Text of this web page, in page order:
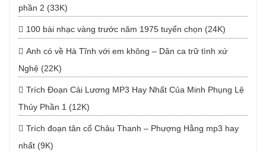
phần 2 (33K)
100 bài nhạc vàng trước năm 1975 tuyển chọn (24K)
Anh có về Hà Tĩnh với em không – Dân ca trữ tình xứ
Nghệ (22K)
Trích Đoạn Cải Lương MP3 Hay Nhất Của Minh Phụng Lệ
Thủy Phần 1 (12K)
Trích đoạn tân cổ Châu Thanh – Phượng Hằng mp3 hay
nhất (9K)